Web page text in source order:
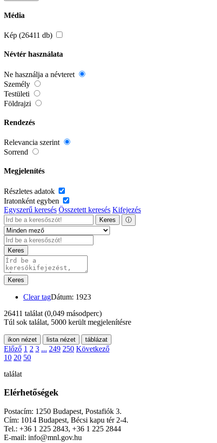
Média
Kép (26411 db)
Névtér használata
Ne használja a névteret
Személy
Testületi
Földrajzi
Rendezés
Relevancia szerint
Sorrend
Megjelenítés
Részletes adatok
Iratonként egyben
Egyszerű keresés Összetett keresés Kifejezés
Keres ⓘ
Keres
Keres
Clear tagDátum: 1923
26411 találat (0,049 másodperc)
Túl sok találat, 5000 került megjelenítésre
ikon nézet lista nézet táblázat
Előző 1 2 3 ... 249 250 Következő
10 20 50
találat
Elérhetőségek
Postacím: 1250 Budapest, Postafiók 3.
Cím: 1014 Budapest, Bécsi kapu tér 2-4.
Tel.: +36 1 225 2843, +36 1 225 2844
E-mail: info@mnl.gov.hu